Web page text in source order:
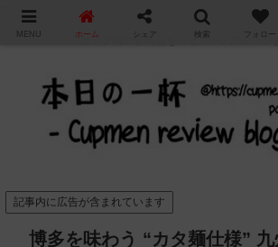
カップ麺の新商品をレビュー / アレンジ
記事内に広告が含まれています
博多を味わう “カタ麺仕様”
MENU ホーム シェア 検索 フォロー